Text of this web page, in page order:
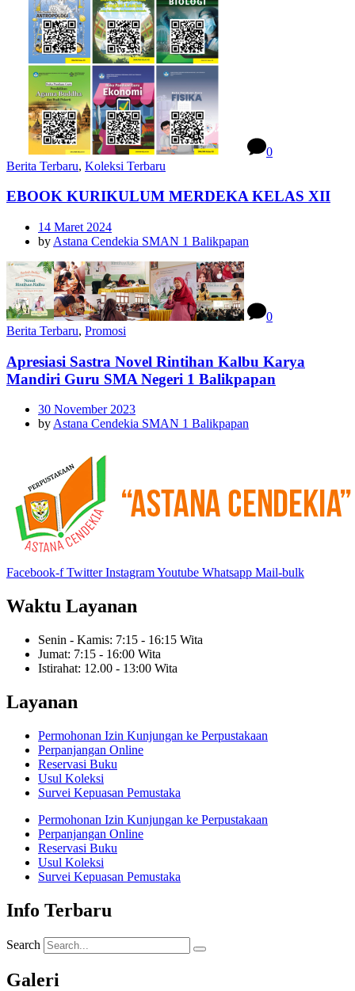
0
Berita Terbaru, Koleksi Terbaru
EBOOK KURIKULUM MERDEKA KELAS XII
14 Maret 2024
by Astana Cendekia SMAN 1 Balikpapan
0
Berita Terbaru, Promosi
Apresiasi Sastra Novel Rintihan Kalbu Karya
Mandiri Guru SMA Negeri 1 Balikpapan
30 November 2023
by Astana Cendekia SMAN 1 Balikpapan
Facebook-f Twitter InstagramYoutube Whatsapp Mail-bulk
Waktu Layanan
Senin - Kamis: 7:15 - 16:15 Wita
Jumat: 7:15 - 16:00 Wita
Istirahat: 12.00 - 13:00 Wita
Layanan
Permohonan Izin Kunjungan ke Perpustakaan
Perpanjangan Online
Reservasi Buku
Usul Koleksi
Survei Kepuasan Pemustaka
Permohonan Izin Kunjungan ke Perpustakaan
Perpanjangan Online
Reservasi Buku
Usul Koleksi
Survei Kepuasan Pemustaka
Info Terbaru
Search
Galeri